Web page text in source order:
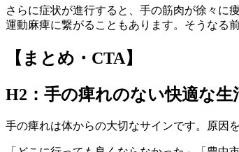
さらに症状が進行すると、手の筋肉が徐々に
運動麻痺に繋がることもあります。そうなる
【まとめ・CTA】
H2：手の痺れのない快適な生
手の痺れは体からの大切なサインです。原因